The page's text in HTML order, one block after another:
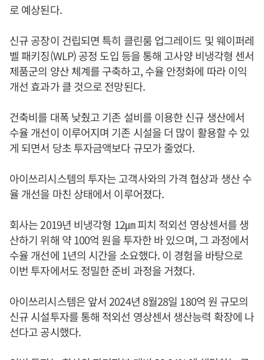
로 예상된다.
신규 공장이 건립되면 특히 클린룸 업그레이드 및 웨이퍼레
벨 패키징(WLP) 공정 도입 등을 통해 고사양 비냉각형 센서
제품군의 양산 체계를 구축하고, 수율 안정화에 따라 이익
개선 효과가 클 것으로 전망된다.
건축비를 대폭 낮췄고 기존 설비를 이용한 신규 생산에서
수율 개선이 이루어지며 기존 시설을 더 많이 활용할 수 있
게 되면서 당초 투자금액보다 규모가 줄었다.
아이쓰리시스템의 투자는 고객사와의 가격 협상과 생산 수
율 개선을 마친 상태에서 이루어졌다.
회사는 2019년 비냉각형 12㎛ 피치 적외선 영상센서를 생
산하기 위해 약 100억 원을 투자한 바 있으며, 그 과정에서
수율 개선에 1년의 시간을 소요했다. 이 경험을 바탕으로
이번 투자에서도 정밀한 준비 과정을 거쳤다.
아이쓰리시스템은 앞서 2024년 8월28일 180억 원 규모의
신규 시설투자를 통해 적외선 영상센서 생산능력 확장에 나
선다고 공시했다.